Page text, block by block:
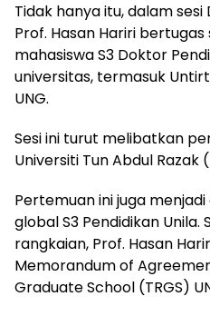
Tidak hanya itu, dalam
Prof. Hasan Hariri bertugas
mahasiswa S3 Doktor
universitas, termasuk
UNG.
Sesi ini turut melibatkan
Universiti Tun Abdul Razak
Pertemuan ini juga
global S3 Pendidikan Unila.
rangkaian, Prof. Hasan
Memorandum of
Graduate School (TRGS)